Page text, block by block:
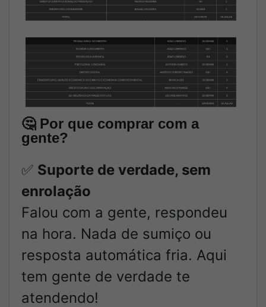
🤔 Por que comprar com a
gente?
✅ Suporte de verdade, sem
enrolação
Falou com a gente, respondeu
na hora. Nada de sumiço ou
resposta automática fria. Aqui
tem gente de verdade te
atendendo!